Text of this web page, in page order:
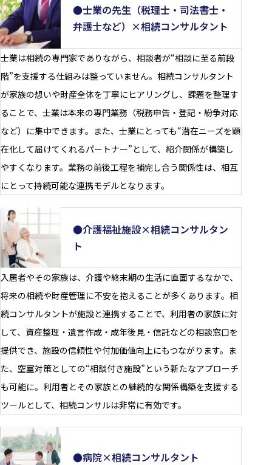
●士業の先生（税理士・司法書士・
弁護士など）×相続コンサルタント
士業は相続の専門家でありながら、相談者が“相談に至る前段
階”を支援する仕組みは整っていません。相続コンサルタント
が家族の想いや財産全体を丁寧にヒアリングし、課題を整理す
ることで、士業は本来の専門業務（税務申告・登記・紛争対応
など）に集中できます。また、士業にとっても“潜在ニーズを顕
在化して届けてくれるパートナー”として、紹介関係が構築し
やすくなります。業務の前後工程を補完し合う関係性は、相互
にとって持続可能な連携モデルとなります。
●介護福祉施設×相続コンサルタン
ト
入居者やその家族は、介護や終末期の生活に直面するなかで、
将来の相続や財産管理に不安を抱えることが多くあります。相
続コンサルタントが施設と連携することで、利用者の家族に対
して、資産整理・遺言作成・成年後見・信託などの相談窓口を
提供でき、施設の信頼性や付加価値向上にもつながります。ま
た、空室対策としての“相談付き施設”という新たなアプローチ
も可能に。利用者とその家族との継続的な関係構築を支援する
ツールとして、相続コンサルは非常に有効です。
●病院×相続コンサルタント